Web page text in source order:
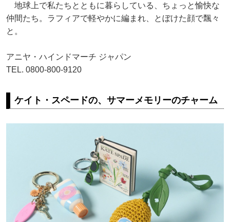
地球上で私たちとともに暮らしている、ちょっと愉快な
仲間たち。ラフィアで軽やかに編まれ、とぼけた顔で飄々
と。
アニヤ・ハインドマーチ ジャパン
TEL. 0800-800-9120
ケイト・スペードの、サマーメモリーのチャーム